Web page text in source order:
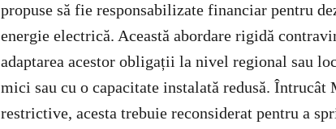
propuse să fie responsabilizate financiar pentru
energie electrică. Această abordare rigidă
adaptarea acestor obligații la nivel regional sau
mici sau cu o capacitate instalată redusă. Întrucât
restrictive, acesta trebuie reconsiderat pentru a